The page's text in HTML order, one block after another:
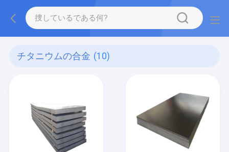
チタニウムの合金 (10)